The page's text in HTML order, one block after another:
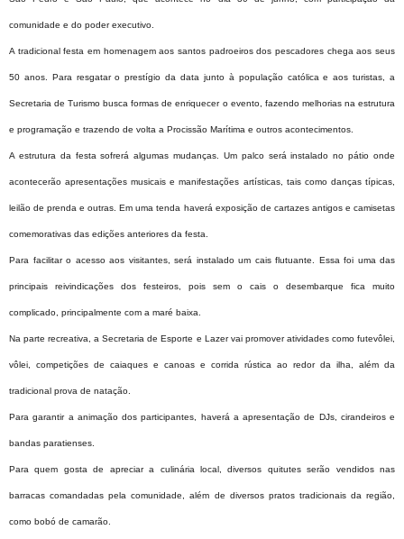
comunidade e do poder executivo.
A tradicional festa em homenagem aos santos padroeiros dos pescadores chega aos seus
50 anos. Para resgatar o prestígio da data junto à população católica e aos turistas, a
Secretaria de Turismo busca formas de enriquecer o evento, fazendo melhorias na estrutura
e programação e trazendo de volta a Procissão Marítima e outros acontecimentos.
A estrutura da festa sofrerá algumas mudanças. Um palco será instalado no pátio onde
acontecerão apresentações musicais e manifestações artísticas, tais como danças típicas,
leilão de prenda e outras. Em uma tenda haverá exposição de cartazes antigos e camisetas
comemorativas das edições anteriores da festa.
Para facilitar o acesso aos visitantes, será instalado um cais flutuante. Essa foi uma das
principais reivindicações dos festeiros, pois sem o cais o desembarque fica muito
complicado, principalmente com a maré baixa.
Na parte recreativa, a Secretaria de Esporte e Lazer vai promover atividades como futevôlei,
vôlei, competições de caiaques e canoas e corrida rústica ao redor da ilha, além da
tradicional prova de natação.
Para garantir a animação dos participantes, haverá a apresentação de DJs, cirandeiros e
bandas paratienses.
Para quem gosta de apreciar a culinária local, diversos quitutes serão vendidos nas
barracas comandadas pela comunidade, além de diversos pratos tradicionais da região,
como bobó de camarão.